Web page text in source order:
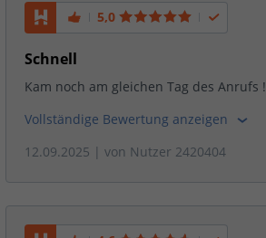
5,0
Schnell
Kam noch am gleichen Tag des Anrufs !
Vollständige Bewertung anzeigen
12.09.2025 | von Nutzer 2420404